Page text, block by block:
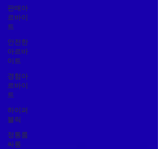
판매아
르바이
트
안전한
아르바
이트
경험아
르바이
트
하이퍼
블릭
정통룸
싸롱